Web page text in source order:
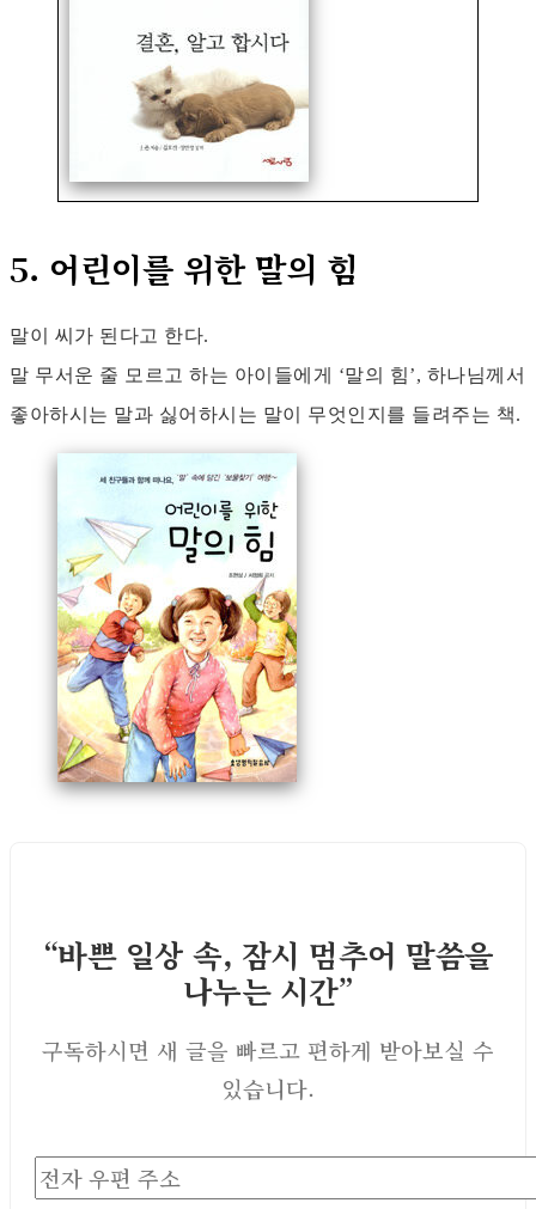
5. 어린이를 위한 말의 힘
말이 씨가 된다고 한다.
말 무서운 줄 모르고 하는 아이들에게 ‘말의 힘’, 하나님께서
좋아하시는 말과 싫어하시는 말이 무엇인지를 들려주는 책.
“바쁜 일상 속, 잠시 멈추어 말씀을
나누는 시간”
구독하시면 새 글을 빠르고 편하게 받아보실 수
있습니다.
전